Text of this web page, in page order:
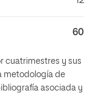
60
cuatrimestres y sus
metodología de
asociada y